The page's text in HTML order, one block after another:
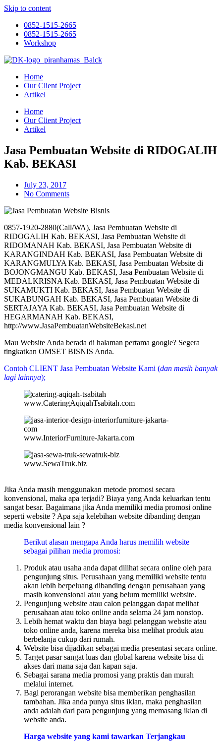
Skip to content
0852-1515-2665
0852-1515-2665
Workshop
Home
Our Client Project
Artikel
Home
Our Client Project
Artikel
Jasa Pembuatan Website di RIDOGALIH
Kab. BEKASI
July 23, 2017
No Comments
0857-1920-2880(Call/WA), Jasa Pembuatan Website di
RIDOGALIH Kab. BEKASI, Jasa Pembuatan Website di
RIDOMANAH Kab. BEKASI, Jasa Pembuatan Website di
KARANGINDAH Kab. BEKASI, Jasa Pembuatan Website di
KARANGMULYA Kab. BEKASI, Jasa Pembuatan Website di
BOJONGMANGU Kab. BEKASI, Jasa Pembuatan Website di
MEDALKRISNA Kab. BEKASI, Jasa Pembuatan Website di
SUKAMUKTI Kab. BEKASI, Jasa Pembuatan Website di
SUKABUNGAH Kab. BEKASI, Jasa Pembuatan Website di
SERTAJAYA Kab. BEKASI, Jasa Pembuatan Website di
HEGARMANAH Kab. BEKASI,
http://www.JasaPembuatanWebsiteBekasi.net
Mau Website Anda berada di halaman pertama google? Segera
tingkatkan OMSET BISNIS Anda.
Contoh CLIENT Jasa Pembuatan Website Kami (dan masih banyak
lagi lainnya);
www.CateringAqiqahTsabitah.com
www.InteriorFurniture-Jakarta.com
www.SewaTruk.biz
Jika Anda masih menggunakan metode promosi secara
konvensional, maka apa terjadi? Biaya yang Anda keluarkan tentu
sangat besar. Bagaimana jika Anda memiliki media promosi online
seperti website ? Apa saja kelebihan website dibanding dengan
media konvensional lain ?
Berikut alasan mengapa Anda harus memilih website
sebagai pilihan media promosi:
Produk atau usaha anda dapat dilihat secara online oleh para
pengunjung situs. Perusahaan yang memiliki website tentu
akan lebih berpeluang dibanding dengan perusahaan yang
masih konvensional atau yang belum memiliki website.
Pengunjung website atau calon pelanggan dapat melihat
perusahaan atau toko online anda selama 24 jam nonstop.
Lebih hemat waktu dan biaya bagi pelanggan website atau
toko online anda, karena mereka bisa melihat produk atau
berbelanja cukup dari rumah.
Website bisa dijadikan sebagai media presentasi secara online.
Target pasar sangat luas dan global karena website bisa di
akses dari mana saja dan kapan saja.
Sebagai sarana media promosi yang praktis dan murah
melalui internet.
Bagi perorangan website bisa memberikan penghasilan
tambahan. Jika anda punya situs iklan, maka penghasilan
anda adalah dari para pengunjung yang memasang iklan di
website anda.
Harga website yang kami tawarkan Terjangkau